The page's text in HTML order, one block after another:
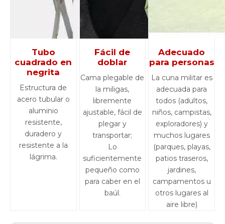
Tubo
cuadrado en
negrita
Estructura de
acero tubular o
aluminio
resistente,
duradero y
resistente a la
lágrima.
Fácil de
doblar
Cama plegable de
la miligas,
libremente
ajustable, fácil de
plegar y
transportar;
Lo
suficientemente
pequeño como
para caber en el
baúl.
Adecuado
para personas
La cuna militar es
adecuada para
todos (adultos,
niños, campistas,
exploradores) y
muchos lugares
(parques, playas,
patios traseros,
jardines,
campamentos u
otros lugares al
aire libre)